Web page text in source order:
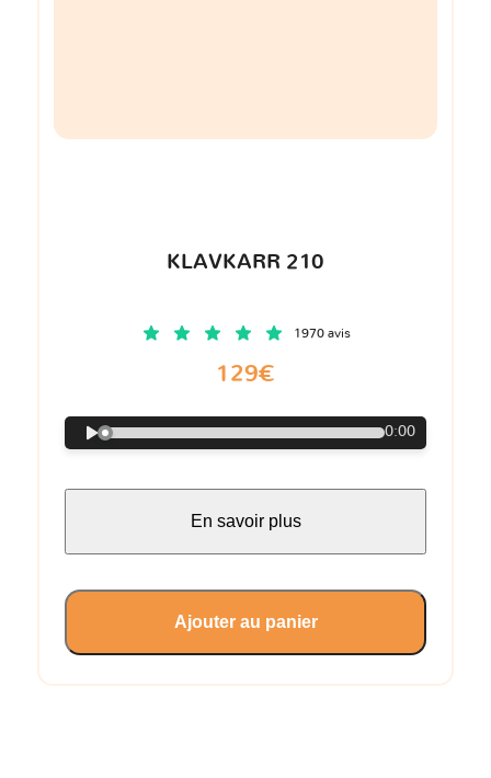
KLAVKARR 210
1970 avis
129€
0:00
En savoir plus
Ajouter au panier